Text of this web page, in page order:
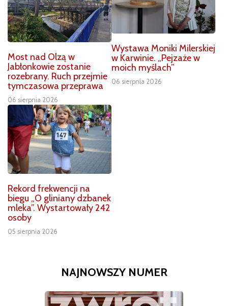
Most nad Olzą w
Jabłonkowie zostanie
rozebrany. Ruch przejmie
tymczasowa przeprawa
06 sierpnia 2026
Wystawa Moniki Milerskiej
w Karwinie. „Pejzaże w
moich myślach”
06 sierpnia 2026
Rekord frekwencji na
biegu „O gliniany dzbanek
mleka”. Wystartowały 242
osoby
05 sierpnia 2026
NAJNOWSZY NUMER